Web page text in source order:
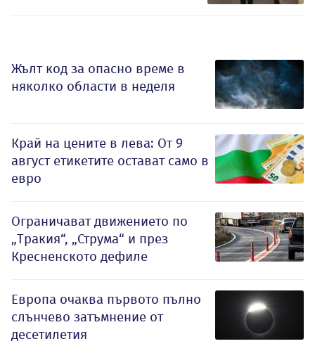
Жълт код за опасно време в
няколко области в неделя
Край на цените в лева: От 9
август етикетите остават само в
евро
Ограничават движението по
„Тракия“, „Струма“ и през
Кресненското дефиле
Европа очаква първото пълно
слънчево затъмнение от
десетилетия